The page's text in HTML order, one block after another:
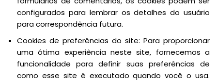
configurados para lembrar os detalhes do usuário
para correspondência futura.
Cookies de preferências do site: Para proporcionar
uma ótima experiência neste site, fornecemos a
funcionalidade para definir suas preferências de
como esse site é executado quando você o usa.